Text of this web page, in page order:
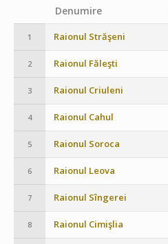
Denumire
1 Raionul Străşeni
2 Raionul Făleşti
3 Raionul Criuleni
4 Raionul Cahul
5 Raionul Soroca
6 Raionul Leova
7 Raionul Sîngerei
8 Raionul Cimişlia